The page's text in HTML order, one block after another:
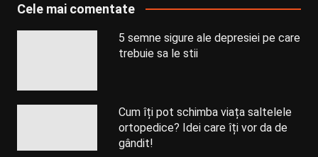
Cele mai comentate
5 semne sigure ale depresiei pe care
trebuie sa le stii
Cum îți pot schimba viața saltelele
ortopedice? Idei care îți vor da de
gândit!